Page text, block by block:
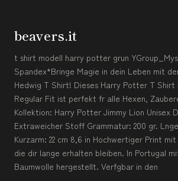
beavers.it
t shirt modell harry potter grun
Spandex*Bringe Magie in dein Leben mit
Hedwig T Shirt! Dieses Harry Potter T Shirt
Regular Fit ist perfekt fr alle Hexen,
Kollektion: Harry Potter Jimmy Lion Unisex
Extraweicher Stoff Grammatur: 200 gr.
Kurzarm: 22 cm 8,6 in Hochwertiger Print
die dir lange erhalten bleiben. In Portugal
Baumwolle hergestellt. Verfgbar in den